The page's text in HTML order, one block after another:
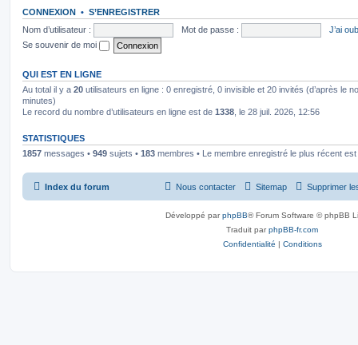
CONNEXION • S’ENREGISTRER
Nom d’utilisateur :
Mot de passe :
J’ai
Se souvenir de moi
QUI EST EN LIGNE
Au total il y a 20 utilisateurs en ligne : 0 enregistré, 0 invisible et 20 invités (d’après le
minutes)
Le record du nombre d’utilisateurs en ligne est de 1338 , le 28 juil. 2026, 12:56
STATISTIQUES
1857 messages • 949 sujets • 183 membres • Le membre enregistré le plus récent est
Index du forum Supprimer
Sitemap
Nous contacter
Développé parphpBB® Forum Software © phpBB
Traduit parphpBB-fr.com
Confidentialité | Conditions